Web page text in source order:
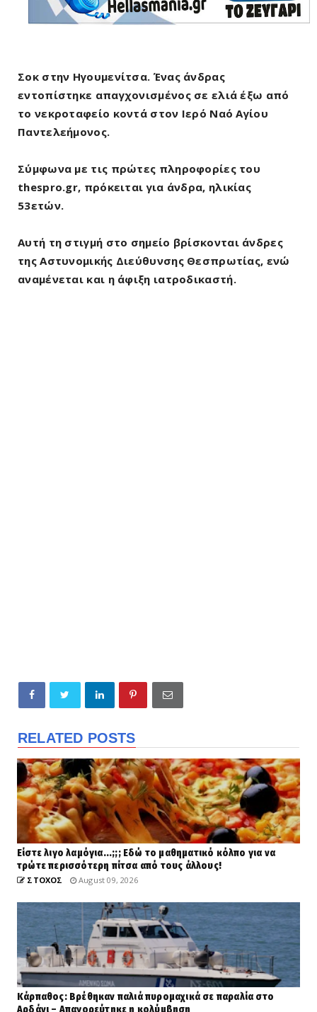
Σοκ στην Ηγουμενίτσα. Ένας άνδρας
εντοπίστηκε απαγχονισμένος σε ελιά έξω από
το νεκροταφείο κοντά στον Ιερό Ναό Αγίου
Παντελεήμονος.
Σύμφωνα με τις πρώτες πληροφορίες του
thespro.gr, πρόκειται για άνδρα, ηλικίας
53ετών.
Αυτή τη στιγμή στο σημείο βρίσκονται άνδρες
της Αστυνομικής Διεύθυνσης Θεσπρωτίας, ενώ
αναμένεται και η άφιξη ιατροδικαστή.
RELATED POSTS
Είστε λιγο λαμόγια...;;; Εδώ το μαθηματικό κόλπο για να
τρώτε περισσότερη πίτσα από τους άλλους!
ΣΤΟΧΟΣ August 09, 2026
Κάρπαθος: Βρέθηκαν παλιά πυρομαχικά σε παραλία στο
Αρδάνι – Απαγορεύτηκε η κολύμβηση